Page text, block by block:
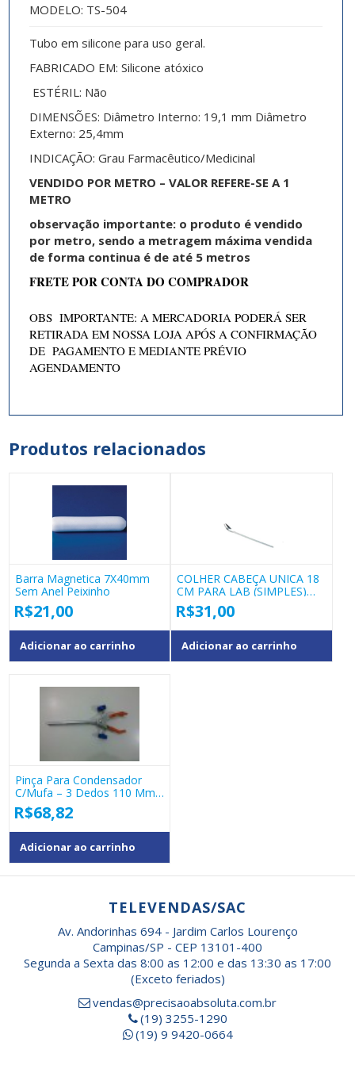
MODELO: TS-504
Tubo em silicone para uso geral.
FABRICADO EM: Silicone atóxico
ESTÉRIL: Não
DIMENSÕES: Diâmetro Interno: 19,1 mm Diâmetro
Externo: 25,4mm
INDICAÇÃO: Grau Farmacêutico/Medicinal
VENDIDO POR METRO – VALOR REFERE-SE A 1
METRO
observação importante: o produto é vendido
por metro, sendo a metragem máxima vendida
de forma continua é de até 5 metros
FRETE POR CONTA DO COMPRADOR
OBS IMPORTANTE: A MERCADORIA PODERÁ SER
RETIRADA EM NOSSA LOJA APÓS A CONFIRMAÇÃO
DE PAGAMENTO E MEDIANTE PRÉVIO
AGENDAMENTO
Produtos relacionados
Barra Magnetica 7X40mm
Sem Anel Peixinho
R$21,00
Adicionar ao carrinho
COLHER CABEÇA UNICA 18
CM PARA LAB (SIMPLES)
COD 40137.03
R$31,00
Adicionar ao carrinho
Pinça Para Condensador
C/Mufa – 3 Dedos 110 Mm
– 40.106-09
R$68,82
Adicionar ao carrinho
TELEVENDAS/SAC
Av. Andorinhas 694 - Jardim Carlos Lourenço
Campinas/SP - CEP 13101-400
Segunda a Sexta das 8:00 as 12:00 e das 13:30 as 17:00
(Exceto feriados)
vendas@precisaoabsoluta.com.br
(19) 3255-1290
(19) 9 9420-0664